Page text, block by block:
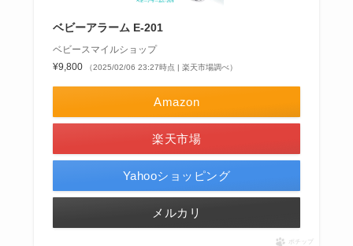
ベビーアラーム E-201
ベビースマイルショップ
¥9,800
（2025/02/06 23:27時点 | 楽天市場調べ）
Amazon
楽天市場
Yahooショッピング
メルカリ
ポチップ